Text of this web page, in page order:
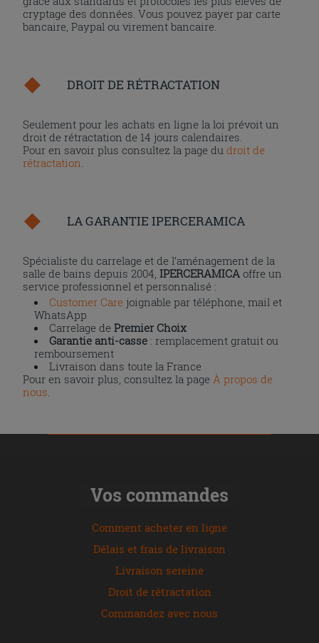
cryptage des données. Vous pouvez payer par carte
bancaire, Paypal ou virement bancaire.
DROIT DE RÉTRACTATION
Seulement pour les achats en ligne la loi prévoit un
droit de rétractation de 14 jours calendaires.
Pour en savoir plus consultez la page dudroit de
rétractation.
LA GARANTIE IPERCERAMICA
Spécialiste du carrelage et de l’aménagement de la
salle de bains depuis 2004,IPERCERAMICA offre un
service professionnel et personnalisé :
Customer Care joignable par téléphone, mail et
WhatsApp
Carrelage dePremier Choix
Garantie anti-casse : remplacement gratuit ou
remboursement
Livraison dans toute la France
Pour en savoir plus, consultez la pageÀ propos de
nous.
Vos commandes
Comment acheter en ligne
Délais et frais de livraison
Livraison sereine
Droit de rétractation
Commandez avec nous